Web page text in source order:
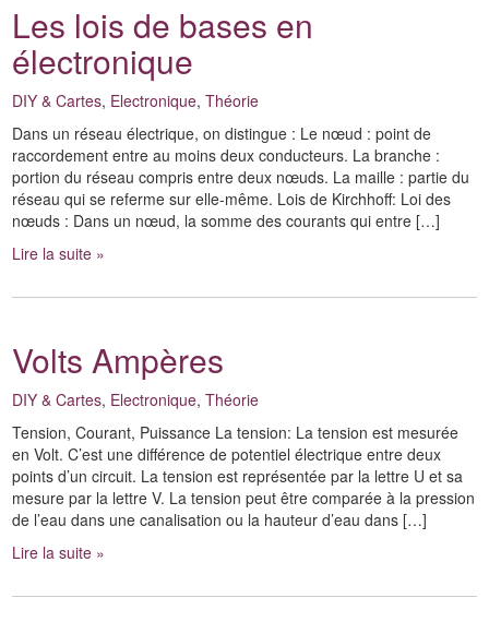
Les lois de bases en
électronique
DIY & Cartes, Electronique,Théorie
Dans un réseau électrique, on distingue : Le nœud : point de
raccordement entre au moins deux conducteurs. La branche :
portion du réseau compris entre deux nœuds. La maille : partie du
réseau qui se referme sur elle-même. Lois de Kirchhoff: Loi des
nœuds : Dans un nœud, la somme des courants qui entre […]
Lire la suite »
Volts Ampères
DIY & Cartes, Electronique,Théorie
Tension, Courant, Puissance La tension: La tension est mesurée
en Volt. C’est une différence de potentiel électrique entre deux
points d’un circuit. La tension est représentée par la lettre U et sa
mesure par la lettre V. La tension peut être comparée à la pression
de l’eau dans une canalisation ou la hauteur d’eau dans […]
Lire la suite »